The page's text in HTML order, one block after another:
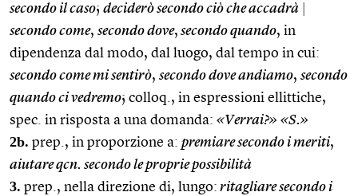
secondo il caso; deciderò secondo ciò che accadrà
secondo come, secondo dove, secondo quando, in
dipendenza dal modo, dal luogo, dal tempo in cui:
secondo come mi sentirò, secondo dove andiamo, secondo
quando ci vedremo; colloq., in espressioni ellittiche,
spec. in risposta a una domanda: «Verrai?» «S.»
2b. prep., in proporzione a: premiare secondo i meriti,
aiutare qcn. secondo le proprie possibilità
3. prep., nella direzione di, lungo: ritagliare secondo i